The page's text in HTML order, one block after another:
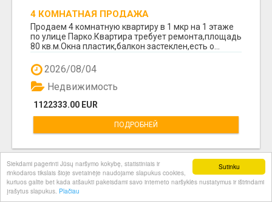
Sutinku
Siekdami pagerinti Jūsų naršymo kokybę, statistiniais ir
rinkodaros tikslais šioje svetainėje naudojame slapukus cookies,
kuriuos galite bet kada atšaukti pakeisdami savo interneto naršyklės nustatymus ir ištrindami
įrašytus slapukus. Plačiau
4 КОМНАТНАЯ ПРОДАЖА
Продаем 4 комнатную квартиру в 1 мкр на 1 этаже
по улице Парко.Квартира требует ремонта,площадь
80 кв.м.Окна пластик,балкон застеклен,есть о...
2026/08/04
1122333.00 EUR
Недвижимость
ПОДРОБНЕЙ